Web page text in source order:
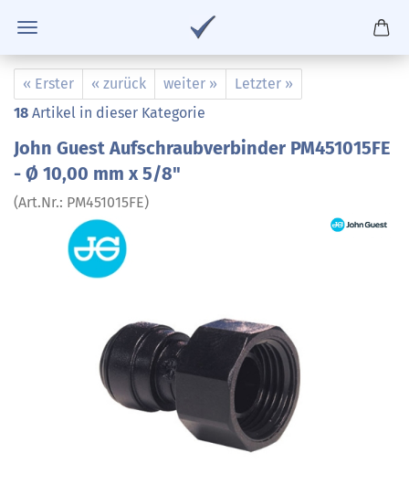
« Erster « zurück weiter »
Letzter »
18 Artikel in dieser Kategorie
John Guest Aufschraubverbinder PM451015FE
- Ø 10,00 mm x 5/8"
(Art.Nr.: PM451015FE)